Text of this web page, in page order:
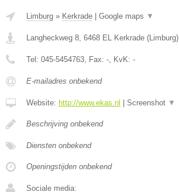
Limburg » Kerkrade Google maps ▼
Langheckweg 8, 6468 EL Kerkrade (Limburg)
Tel: 045-5454763, Fax: -, KvK: -
E-mailadres onbekend
Website: http://www.ekas.nl Screenshot ▼
Beschrijving onbekend
Diensten onbekend
Openingstijden onbekend
Sociale media: